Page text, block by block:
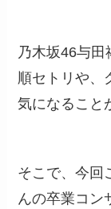
乃木坂46与
順セトリや、
気になること
そこで、今回
んの卒業コン